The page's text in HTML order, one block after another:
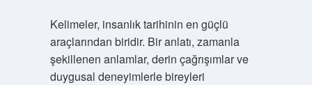
Kelimeler, insanlık tarihinin en güçlü
araçlarından biridir. Bir anlatı, zamanla
şekillenen anlamlar, derin çağrışımlar ve
duygusal deneyimlerle bireyleri